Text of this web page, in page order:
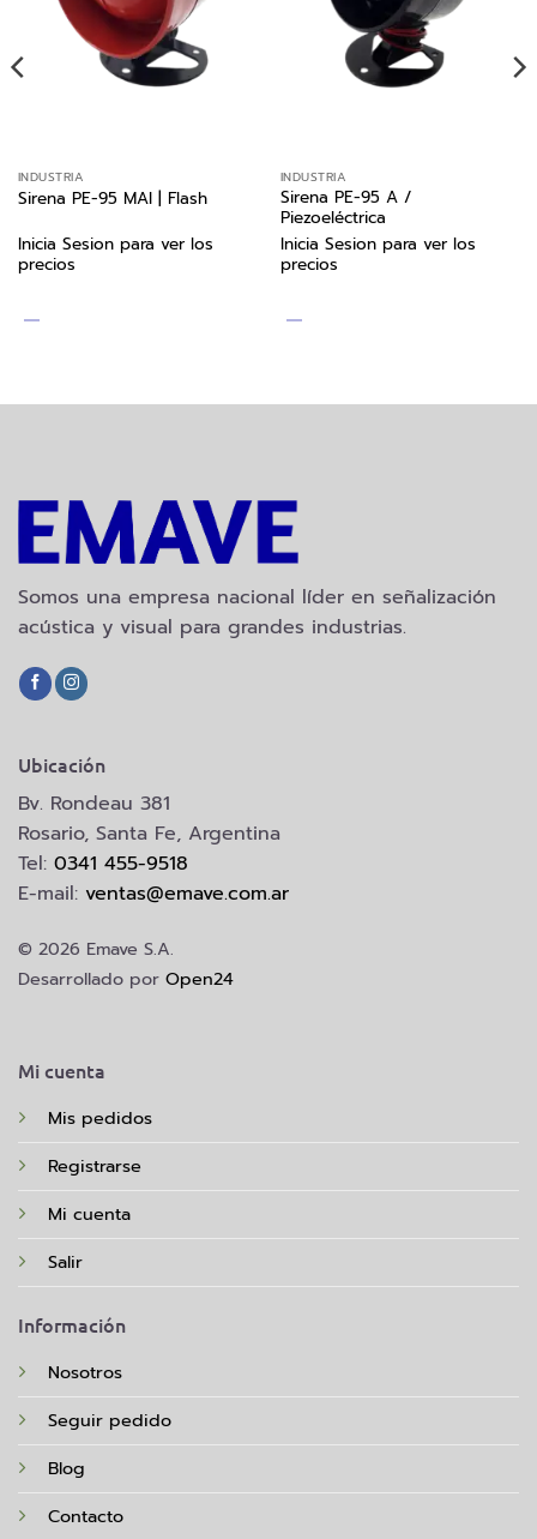
INDUSTRIA
Sirena PE-95 MAI | Flash
Inicia Sesion para ver los
precios
INDUSTRIA
Sirena PE-95 A /
Piezoeléctrica
Inicia Sesion para ver los
precios
Somos una empresa nacional líder en señalización
acústica y visual para grandes industrias.
Mi cuenta
Mis pedidos
Registrarse
Mi cuenta
Salir
Información
Nosotros
Seguir pedido
Blog
Contacto
Ubicación
Bv. Rondeau 381
Rosario, Santa Fe, Argentina
Tel: 0341 455-9518
E-mail: ventas@emave.com.ar
© 2026 Emave S.A.
Desarrollado por Open24